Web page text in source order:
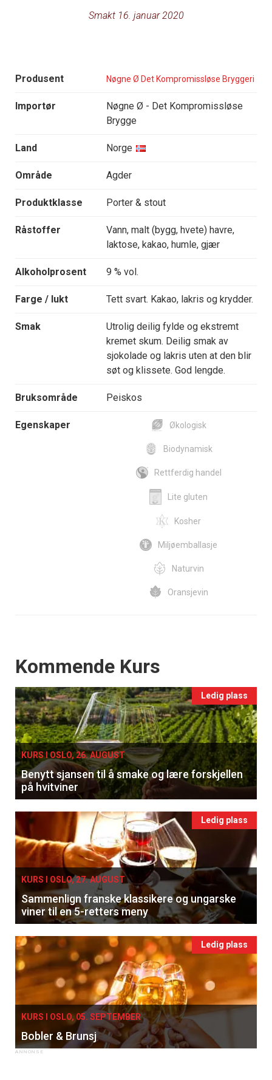
Smakt 16. januar 2020
Produsent Nøgne Ø Det Kompromissløse Bryggeri
Importør
Nøgne Ø - Det Kompromissløse
Brygge
Land Norge
Område Agder
Produktklasse Porter & stout
Råstoffer
Vann, malt (bygg, hvete) havre,
laktose, kakao, humle, gjær
Alkoholprosent 9 % vol.
Farge / lukt Tett svart. Kakao, lakris og krydder.
Smak
Utrolig deilig fylde og ekstremt
kremet skum. Deilig smak av
sjokolade og lakris uten at den blir
søt og klissete. God lengde.
Bruksområde Peiskos
Egenskaper Økologisk
Biodynamisk
Rettferdig handel
Lite gluten
Kosher
Miljøemballasje
Naturvin
Oransjevin
Events
Kommende Kurs
Ledig plass
KURS I OSLO, 26. AUGUST
Benytt sjansen til å smake og lære forskjellen
på hvitviner
Ledig plass
KURS I OSLO, 27. AUGUST
Sammenlign franske klassikere og ungarske
viner til en 5-retters meny
Ledig plass
KURS I OSLO, 05. SEPTEMBER
Bobler & Brunsj